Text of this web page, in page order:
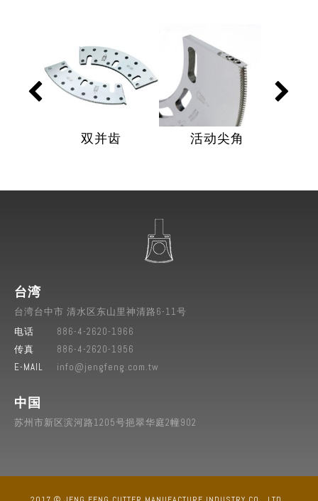
双并齿 活动尖角
台湾
台湾台中市 清水区东山里神清路6-11号
电话
886-4-2620-1966
传真
886-4-2620-1956
E-MAIL
info@jengfeng.com.tw
中国
苏州市新区滨河路1205号挹翠华庭2幢902